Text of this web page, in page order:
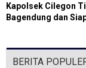
Kapolsek Cilegon
Bagendung dan
BERITA